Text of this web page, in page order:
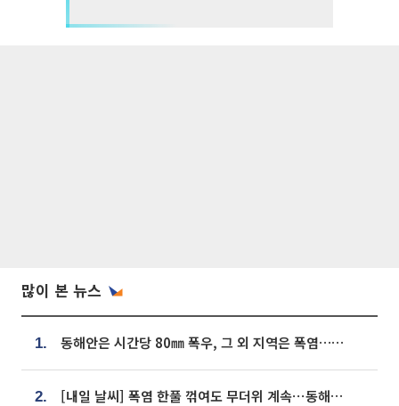
많이 본 뉴스
1. 동해안은 시간당 80㎜ 폭우, 그 외 지역은 폭염…‘극과 극 날씨’
2. [내일 날씨] 폭염 한풀 꺾여도 무더위 계속⋯동해안 이틀 연속 비